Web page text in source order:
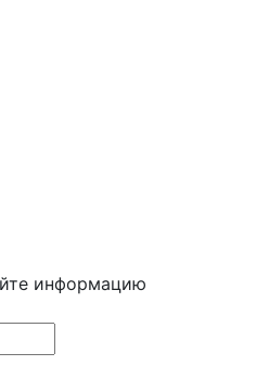
информацию